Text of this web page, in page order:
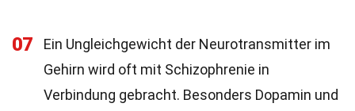
07
Ein Ungleichgewicht der Neurotransmitter im
Gehirn wird oft mit Schizophrenie in
Verbindung gebracht. Besonders Dopamin und